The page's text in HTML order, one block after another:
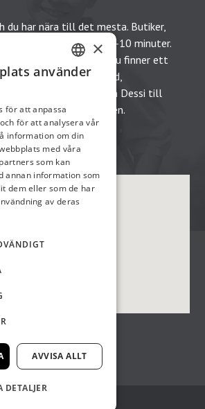
du har nära till det mesta. Butiker,
ett gångavstånd på 5-10 minuter.
om hamnplanen där du finner ett
bageri, glass och choklad,
Från hamnen går färjan Dessi till
finns även bussstationen.
SWEDISH
×
använder
för att anpassa
för att analysera vår
information om din
med våra
som kan
annan information som
dem eller som de har
av deras
AVVISA ALLT
DETALJER